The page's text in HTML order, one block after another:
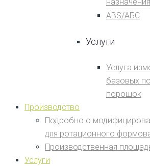
ABS/АБС
Услуги
Услуга
базовых
порошок
Производство
Подробно о
для ротационного
Производственная
Услуги